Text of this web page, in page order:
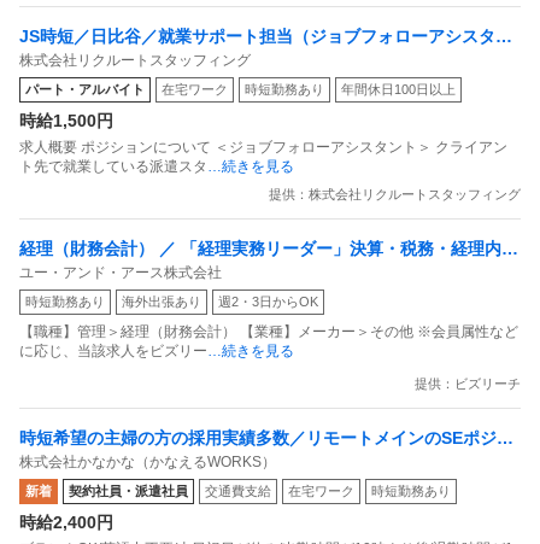
JS時短／日比谷／就業サポート担当（ジョブフォローアシスタン
ト）
株式会社リクルートスタッフィング
パート・アルバイト 在宅ワーク 時短勤務あり 年間休日100日以上
時給1,500円
求人概要 ポジションについて ＜ジョブフォローアシスタント＞ クライアン
ト先で就業している派遣スタ …続きを見る
提供：株式会社リクルートスタッフィング
経理（財務会計） ／ 「経理実務リーダー」決算・税務・経理内製
化／時短勤務可／TPM上場準備中
ユー・アンド・アース株式会社
時短勤務あり 海外出張あり 週2・3日からOK
【職種】管理＞経理（財務会計） 【業種】メーカー＞その他 ※会員属性など
に応じ、当該求人をビズリー…続きを見る
提供：ビズリーチ
時短希望の主婦の方の採用実績多数／リモートメインのSEポジシ
ョン
株式会社かなかな（かなえるWORKS）
新着 契約社員・派遣社員 交通費支給 在宅ワーク 時短勤務あり
時給2,400円